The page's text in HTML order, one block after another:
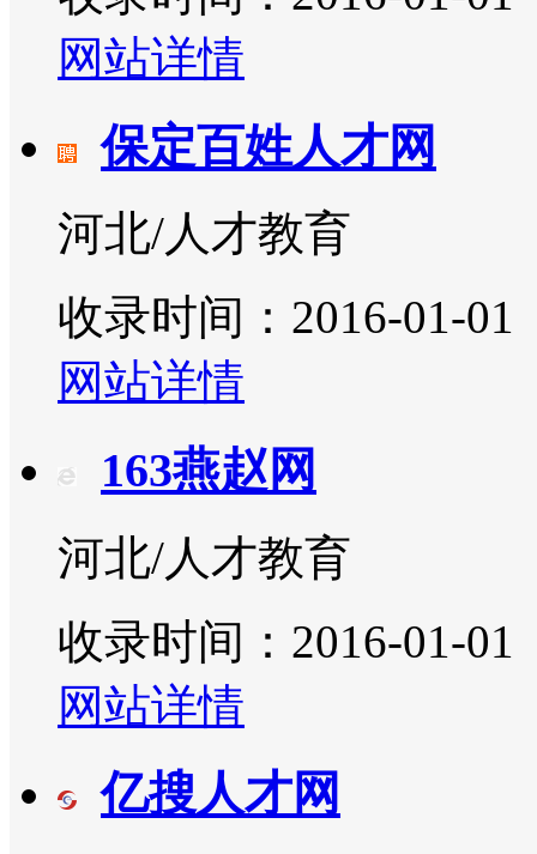
网站详情
保定百姓人才网
河北/人才教育
收录时间：2016-01-01
网站详情
163燕赵网
河北/人才教育
收录时间：2016-01-01
网站详情
亿搜人才网